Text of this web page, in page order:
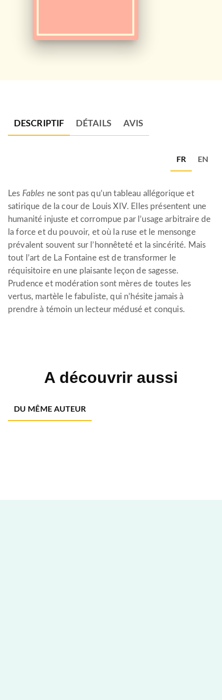
DESCRIPTIF DÉTAILS AVIS
FR EN
Les Fables ne sont pas qu’un tableau allégorique et
satirique de la cour de Louis XIV. Elles présentent une
humanité injuste et corrompue par l’usage arbitraire de
la force et du pouvoir, et où la ruse et le mensonge
prévalent souvent sur l’honnêteté et la sincérité. Mais
tout l’art de La Fontaine est de transformer le
réquisitoire en une plaisante leçon de sagesse.
Prudence et modération sont mères de toutes les
vertus, martèle le fabuliste, qui n’hésite jamais à
prendre à témoin un lecteur médusé et conquis.
A découvrir aussi
DU MÊME AUTEUR